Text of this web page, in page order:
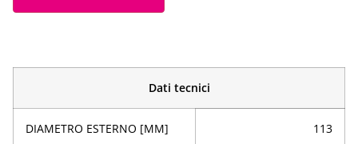
Dati tecnici
DIAMETRO ESTERNO [MM] 113